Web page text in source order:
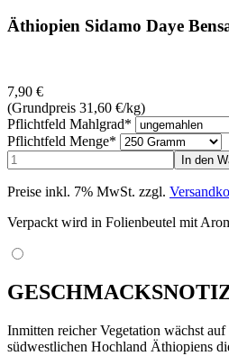
Äthiopien Sidamo Daye
7,90 €
(Grundpreis 31,60 €/kg)
Pflichtfeld Mahlgrad*
Pflichtfeld Menge*
Preise inkl. 7% MwSt. zzgl.
Verpackt wird in Folienbeutel mit
Inmitten reicher Vegetation wächst
südwestlichen Hochland Äthiopiens